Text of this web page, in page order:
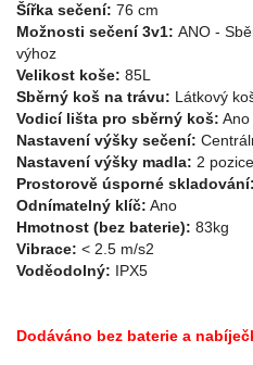
Šířka sečení: 76 cm
Možnosti sečení 3v1: ANO -
výhoz
Velikost koše: 85L
Sběrný koš na trávu: Látkový
Vodicí lišta pro sběrný koš: Ano
Nastavení výšky sečení:
Nastavení výšky madla: 2 pozice
Prostorově úsporné
Odnímatelný klíč: Ano
Hmotnost (bez baterie): 83kg
Vibrace: < 2.5 m/s2
Voděodolný: IPX5
Dodáváno bez baterie a